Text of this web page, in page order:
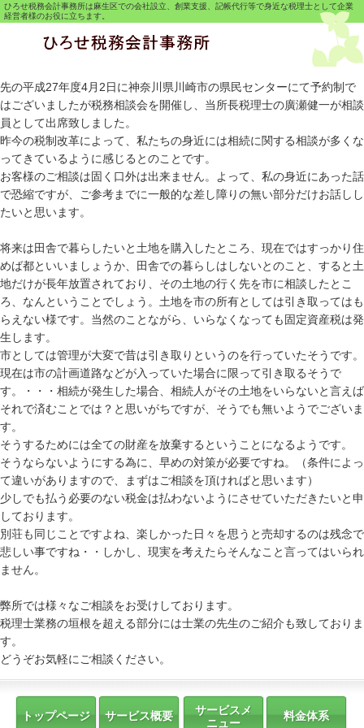
ひろせ税務会計事務所は麻生区での会社設立、創業支援、記帳代行等で身近な税理士として企業
経営者様のお役に立ちます。
先の平成27年度4月2日に神奈川県川崎市の県民センターにて予約制で
はございましたが税務相談会を開催し、当所長税理士の廣瀬健一が相談
員として出席致しました。
昨今の税制改革によって、私たちの身近には相続に関する相談が多くな
ってきているように感じるとのことです。
お客様のご相談は固く口外は出来ません。よって、私の身近にあった話
で恐縮ですが、ご参考までに一般的な差し障りの無い部分だけお話しし
たいと思います。
将来は田舎で暮らしたいと土地を購入したところ、現在ではすっかり住
めば都といいましょうか、田舎での暮らしはしないとのこと、すると土
地だけが長年放置されており、その土地の行く先を市に相談したとこ
ろ、なんということでしょう。土地を市の所有としては引き取ってはも
らえない様です。当然のことながら、いらなくなっても固定資産税は発
生します。
市としては管理が大変で昔は引き取りというのを行っていたそうです。
現在は市の計画道路などが入っていた場合に限って引き取るそうで
す。・・・相続が発生した場合、相続人がその土地をいらないと言えば
それで済むことでは？と思いがちですが、そうでも無いようでございま
す。
そうするためには全ての財産を放棄するということになるようです。
そうならないようにする為に、早めの対策が必要ですね。（条件によっ
て違いがありますので、まずはご相談を頂ければと思います）
少しでも払う必要のない税金は払わないようにさせていただきたいと申
しております。
別荘も同じことですよね、楽しかった日々を思うと売却するのは残念で
悲しい事ですね・・しかし、現実を考えたらそんなこと言ってはいられ
ません。
弊所では様々なご相談をお受けしております。
税理士業務の垣根を超える部分には士業の先生のご紹介も致しておりま
す。
どうぞお気軽にご相談ください。
トップページ サービス概要
サービスメ
ニュー
料金体系